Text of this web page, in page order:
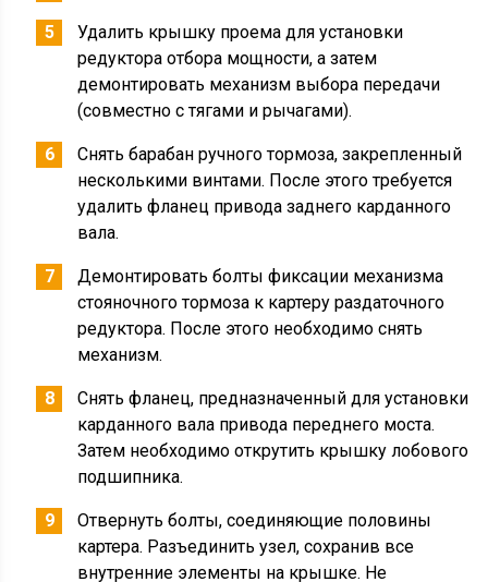
Удалить крышку проема для установки
редуктора отбора мощности, а затем
демонтировать механизм выбора передачи
(совместно с тягами и рычагами).
Снять барабан ручного тормоза, закрепленный
несколькими винтами. После этого требуется
удалить фланец привода заднего карданного
вала.
Демонтировать болты фиксации механизма
стояночного тормоза к картеру раздаточного
редуктора. После этого необходимо снять
механизм.
Снять фланец, предназначенный для установки
карданного вала привода переднего моста.
Затем необходимо открутить крышку лобового
подшипника.
Отвернуть болты, соединяющие половины
картера. Разъединить узел, сохранив все
внутренние элементы на крышке. Не